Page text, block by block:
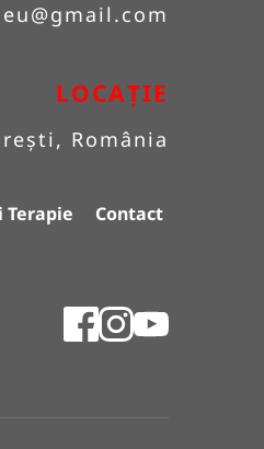
@gmail.com
LOCAȚIE
România
Terapie Contact